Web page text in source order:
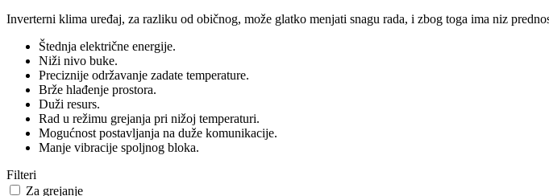
Inverterni klima uređaj, za razliku od običnog, može glatko menjati snagu rada, i zbog toga ima niz
Štednja električne energije.
Niži nivo buke.
Preciznije održavanje zadate temperature.
Brže hlađenje prostora.
Duži resurs.
Rad u režimu grejanja pri nižoj temperaturi.
Mogućnost postavljanja na duže komunikacije.
Manje vibracije spoljnog bloka.
Filteri
Za grejanje